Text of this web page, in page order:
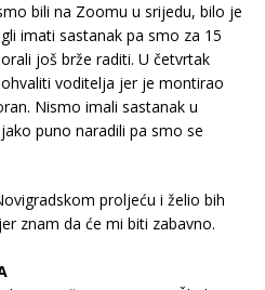
bili na Zoomu u srijedu, bilo je
imati sastanak pa smo za 15
još brže raditi. U četvrtak
voditelja jer je montirao
Nismo imali sastanak u
puno naradili pa smo se
proljeću i želio bih
znam da će mi biti zabavno.